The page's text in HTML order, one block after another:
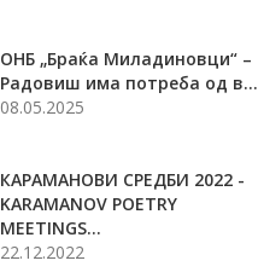
ОНБ „Браќа Миладиновци“ –
Радовиш има потреба од в...
08.05.2025
КАРАМАНОВИ СРЕДБИ 2022 -
KARAMANOV POETRY
MEETINGS...
22.12.2022